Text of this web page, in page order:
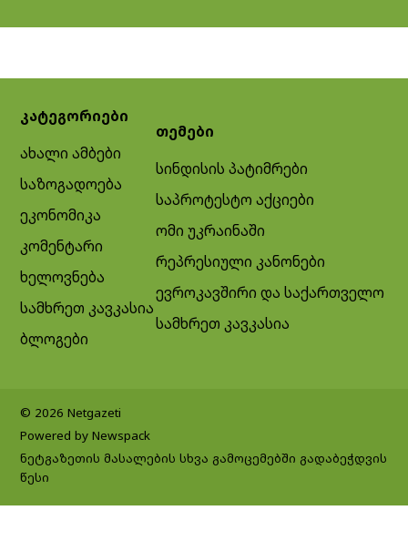
კატეგორიები
ახალი ამბები
საზოგადოება
ეკონომიკა
კომენტარი
ხელოვნება
სამხრეთ კავკასია
ბლოგები
თემები
სინდისის პატიმრები
საპროტესტო აქციები
ომი უკრაინაში
რეპრესიული კანონები
ევროკავშირი და საქართველო
სამხრეთ კავკასია
© 2026 Netgazeti
Powered by Newspack
ნეტგაზეთის მასალების სხვა გამოცემებში გადაბეჭდვის
წესი